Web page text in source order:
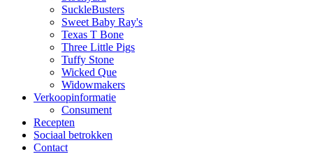
SuckleBusters
Sweet Baby Ray's
Texas T Bone
Three Little Pigs
Tuffy Stone
Wicked Que
Widowmakers
Verkoopinformatie
Consument
Recepten
Sociaal betrokken
Contact